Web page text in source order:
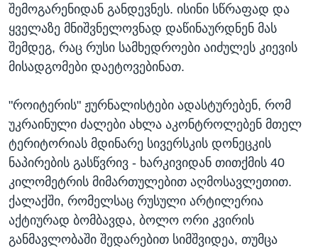
შემოგარენიდან განდევნეს. ისინი სწრაფად და
ყველაზე მნიშვნელოვნად დაწინაურდნენ მას
შემდეგ, რაც რუსი სამხედროები აიძულეს კიევის
მისადგომები დაეტოვებინათ.
"როიტერის" ჟურნალისტები ადასტურებენ, რომ
უკრაინული ძალები ახლა აკონტროლებენ მთელ
ტერიტორიას მდინარე სივერსკის დონეცკის
ნაპირების გასწვრივ - ხარკივიდან თითქმის 40
კილომეტრის მიმართულებით აღმოსავლეთით.
ქალაქში, რომელსაც რუსული არტილერია
აქტიურად ბომბავდა, ბოლო ორი კვირის
განმავლობაში შედარებით სიმშვიდეა, თუმცა